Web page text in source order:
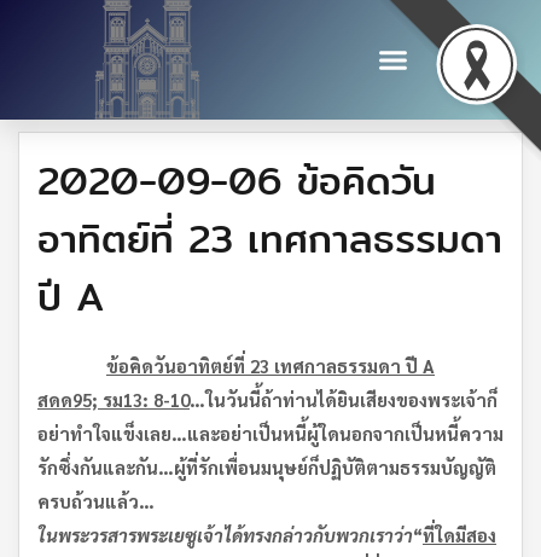
2020-09-06 ข้อคิดวัน
อาทิตย์ที่ 23 เทศกาลธรรมดา
ปี A
ข้อคิดวันอาทิตย์ที่ 23 เทศกาลธรรมดาปี A
สดด95; รม13: 8-10…ในวันนี้ถ้าท่านได้ยินเสียงของพระเจ้าก็
อย่าทำใจแข็งเลย…และอย่าเป็นหนี้ผู้ใดนอกจากเป็นหนี้ความ
รักซึ่งกันและกัน…ผู้ที่รักเพื่อนมนุษย์ก็ปฏิบัติตามธรรมบัญญัติ
ครบถ้วนแล้ว…
ในพระวรสารพระเยซูเจ้าได้ทรงกล่าวกับพวกเราว่า“ที่ใดมีสอง